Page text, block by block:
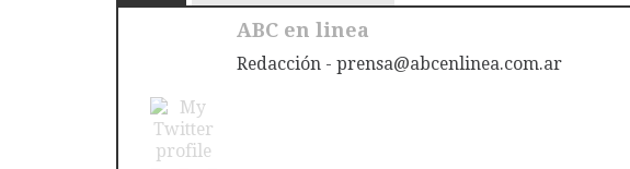
ABC en linea
Redacción - prensa@abcenlinea.com.ar